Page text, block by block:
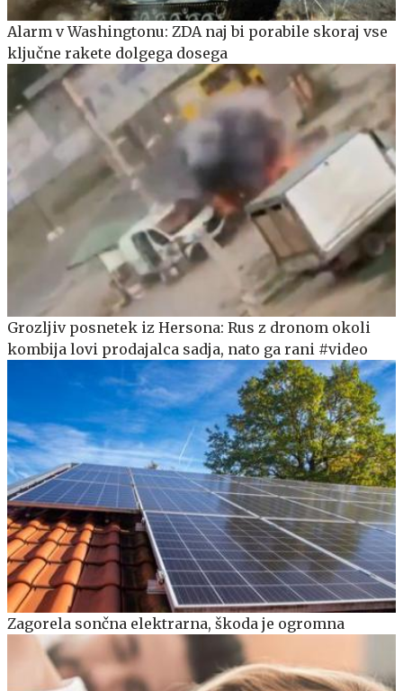
Alarm v Washingtonu: ZDA naj bi porabile skoraj vse
ključne rakete dolgega dosega
Grozljiv posnetek iz Hersona: Rus z dronom okoli
kombija lovi prodajalca sadja, nato ga rani #video
Zagorela sončna elektrarna, škoda je ogromna